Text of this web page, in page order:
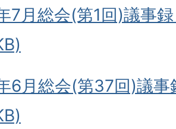
7月総会(第1回)議事
6月総会(第37回)議